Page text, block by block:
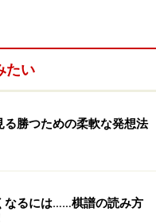
リアル車将棋
トPC)に勝てたら100万
える。今回も5対5の
世界王者のガルリ・カ
して、IBMが開発した
ブルーと対戦した(
たい
る勝つための柔軟な発想法
なるには……棋譜の読み方